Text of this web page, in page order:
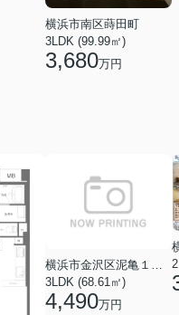
横浜市南区蒔田町
3LDK (99.99㎡)
3,680万円
横浜市金沢区泥亀１丁目
3LDK (68.61㎡)
4,490万円